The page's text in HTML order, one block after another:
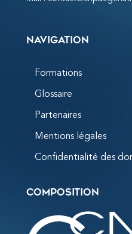
Navigation
Formations
Glossaire
Partenaires
Mentions légales
Confidentialité des
Composition